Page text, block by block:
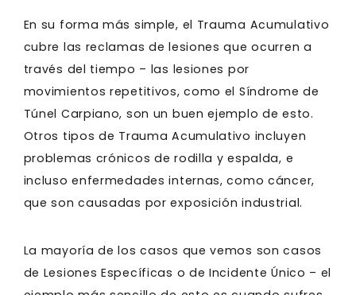
En su forma más simple, el Trauma Acumulativo
cubre las reclamas de lesiones que ocurren a
través del tiempo – las lesiones por
movimientos repetitivos, como el Síndrome de
Túnel Carpiano, son un buen ejemplo de esto.
Otros tipos de Trauma Acumulativo incluyen
problemas crónicos de rodilla y espalda, e
incluso enfermedades internas, como cáncer,
que son causadas por exposición industrial.
La mayoría de los casos que vemos son casos
de Lesiones Específicas o de Incidente Único – el